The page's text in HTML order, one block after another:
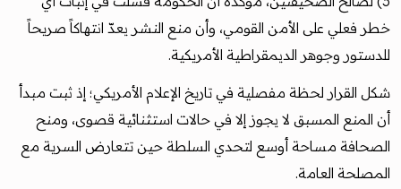
خطر فعلي على الأمن القومي، وأن منع النشر يعدّ انتهاكاً صريحاً
للدستور وجوهر الديمقراطية الأمريكية.
شكل القرار لحظة مفصلية في تاريخ الإعلام الأمريكي؛ إذ ثبت مبدأ
أن المنع المسبق لا يجوز إلا في حالات استثنائية قصوى، ومنح
الصحافة مساحة أوسع لتحدي السلطة حين تتعارض السرية مع
المصلحة العامة.